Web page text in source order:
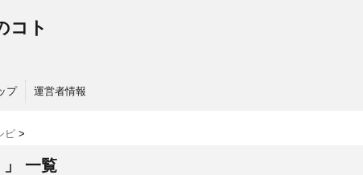
コト
プ 運営者情報
ピ >
」 一覧